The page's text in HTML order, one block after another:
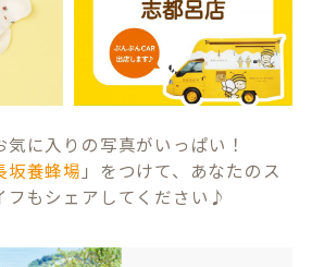
に入りの写真がいっぱい！
坂養蜂場 」をつけて、あなたのス
フもシェアしてください♪